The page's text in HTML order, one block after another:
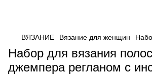
ВЯЗАНИЕ Вязание для женщин
Набор для вязания
джемпера регланом с